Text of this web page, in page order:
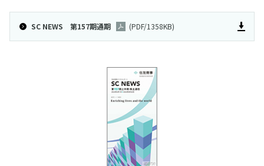
SC NEWS 第157期通期 (PDF/1358KB)